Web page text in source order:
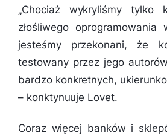
„Chociaż wykryliśmy tylko
złośliwego
jesteśmy przekonani, że
testowany przez jego
bardzo konkretnych,
– konktynuuje Lovet.
Coraz więcej banków i